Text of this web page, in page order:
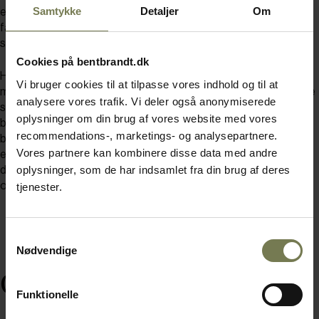
Samtykke Detaljer Om
Cookies på bentbrandt.dk
Vi bruger cookies til at tilpasse vores indhold og til at
analysere vores trafik. Vi deler også anonymiserede
oplysninger om din brug af vores website med vores
recommendations-, marketings- og analysepartnere.
Vores partnere kan kombinere disse data med andre
oplysninger, som de har indsamlet fra din brug af deres
tjenester.
Nødvendige
Funktionelle
engangsservice koster, men det hænger sammen, for ud over
færre råvarer og mindre madspild bruger vi jo meget mindre
service, og vi sparer på opvasken."
Henrik Seierø kan også konstatere, at servering til
mødeaktiviteter rundt omkring i huset er blevet mindre. "Tidligere
serverede vi ofte frokost i mødelokalerne, men nu tager husets
beboere deres gæster med ned i kantinen – de skal se tapas-
buffeten. Det er noget, man taler om, og det er også tapas, der
efterspørges, når der er aftenarrangementer i huset. Og her er
det jo nemt – vi kan gøre tingene klar på forhånd, og der er ingen
opvask."
God energi til frokost